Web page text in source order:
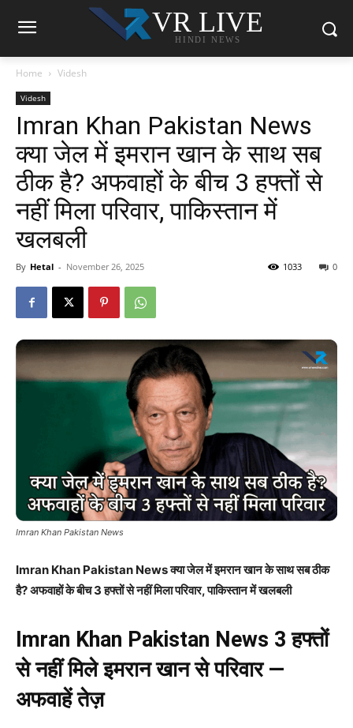
VR LIVE
HINDI NEWS
Home Videsh
Videsh
Imran Khan Pakistan News
क्या जेल में इमरान खान के साथ सब
ठीक है? अफवाहों के बीच 3 हफ्तों से
नहीं मिला परिवार, पाकिस्तान में
खलबली
By Hetal - November 26, 2025 0
1033
Imran Khan Pakistan News
Imran Khan Pakistan News क्या जेल में इमरान खान के साथ सब ठीक
है? अफवाहों के बीच 3 हफ्तों से नहीं मिला परिवार, पाकिस्तान में खलबली
Imran Khan Pakistan News 3 हफ्तों
से नहीं मिले इमरान खान से परिवार —
अफवाहें तेज़